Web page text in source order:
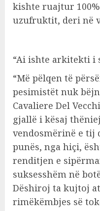
kishte ruajtur
uzufruktit, deri në
“Ai ishte arkitekti i
“Më pëlqen të
pesimistët nuk
Cavaliere Del
gjallë i kësaj
vendosmërinë e tij
punës, nga hiçi,
renditjen e
suksesshëm në
Dëshiroj ta kujtoj
rimëkëmbjes së